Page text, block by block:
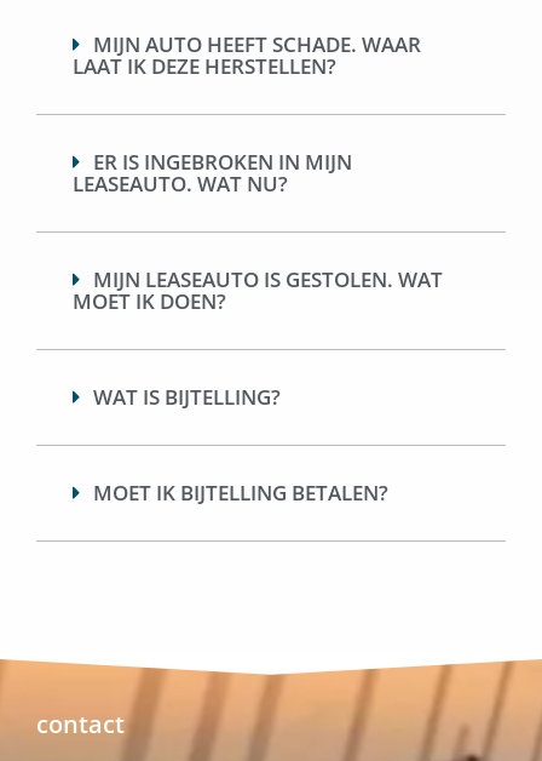
MIJN AUTO HEEFT SCHADE. WAAR
LAAT IK DEZE HERSTELLEN?
ER IS INGEBROKEN IN MIJN
LEASEAUTO. WAT NU?
MIJN LEASEAUTO IS GESTOLEN. WAT
MOET IK DOEN?
WAT IS BIJTELLING?
MOET IK BIJTELLING BETALEN?
contact